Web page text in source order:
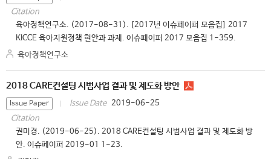
Citation
육아정책연구소. (2017-08-31). [2017년 이슈페이퍼 모음집] 2017
KICCE 육아지원정책 현안과 과제. 이슈페이퍼 2017 모음집 1-359.
육아정책연구소
2018 CARE컨설팅 시범사업 결과 및 제도화 방안
Issue Paper Issue Date 2019-06-25
Citation
권미경. (2019-06-25). 2018 CARE컨설팅 시범사업 결과 및 제도화 방
안. 이슈페이퍼 2019-01 1-23.